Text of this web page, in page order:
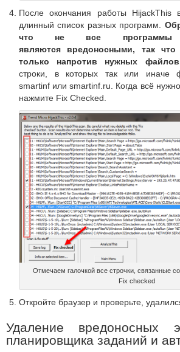
После окончания работы HijackThis
длинный список разных программ.
что не все
являются вредоносными, так что
только напротив нужных
строки, в которых так или иначе
smartinf или smartinf.ru. Когда всё
нажмите Fix Checked.
Отмечаем галочкой все строчки, связанные
Fix checked
Откройте браузер и проверьте,
Удаление вредоносных
планировщика заданий и